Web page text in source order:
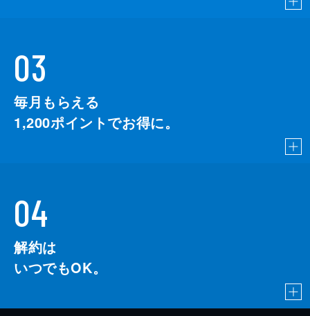
03
毎月もらえる
1,200ポイントでお得に。
04
解約は
いつでもOK。